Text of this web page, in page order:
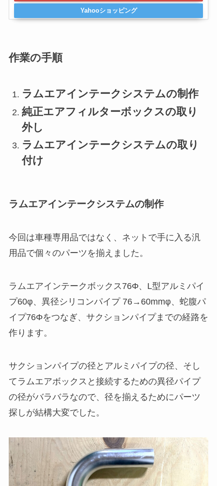
Yahooショッピング
作業の手順
ラムエアインテークシステムの制作
純正エアフィルターボックスの取り
外し
ラムエアインテークシステムの取り
付け
ラムエアインテークシステムの制作
今回は車種専用品ではなく、ネットで手に入る汎
用品で個々のパーツを揃えました。
ラムエアインテークボックス76Φ、L型アルミパイ
プ60φ、異径シリコンパイプ 76→60mmφ、蛇腹パ
イプ76Φをつなぎ、サクションパイプまでの経路を
作ります。
サクションパイプの径とアルミパイプの径、そし
てラムエアボックスと接続するための異径パイプ
の径がバラバラなので、径を揃えるためにパーツ
探しが結構大変でした。